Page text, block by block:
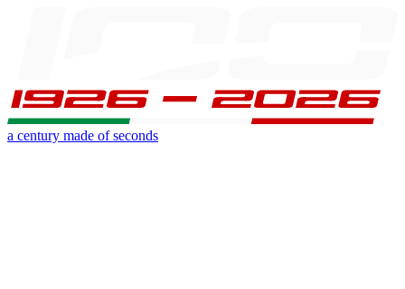
a century made of seconds